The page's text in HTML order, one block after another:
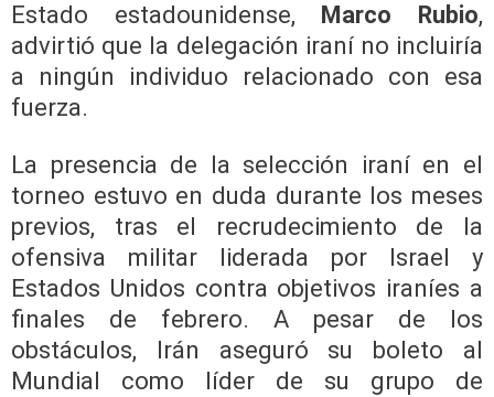
Estado estadounidense, Marco Rubio,
advirtió que la delegación iraní no incluiría
a ningún individuo relacionado con esa
fuerza.
La presencia de la selección iraní en el
torneo estuvo en duda durante los meses
previos, tras el recrudecimiento de la
ofensiva militar liderada por Israel y
Estados Unidos contra objetivos iraníes a
finales de febrero. A pesar de los
obstáculos, Irán aseguró su boleto al
Mundial como líder de su grupo de